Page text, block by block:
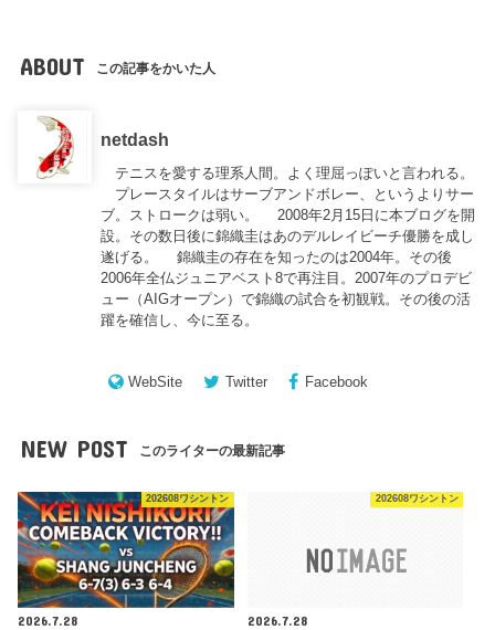
ABOUT この記事をかいた人
netdash
テニスを愛する理系人間。よく理屈っぽいと言われる。
プレースタイルはサーブアンドボレー、というよりサー
ブ。ストロークは弱い。 2008年2月15日に本ブログを開
設。その数日後に錦織圭はあのデルレイビーチ優勝を成し
遂げる。 錦織圭の存在を知ったのは2004年。その後
2006年全仏ジュニアベスト8で再注目。2007年のプロデビ
ュー（AIGオープン）で錦織の試合を初観戦。その後の活
躍を確信し、今に至る。
WebSite Twitter Facebook
NEW POST このライターの最新記事
202608ワシントン
2026.7.28
202608ワシントン
2026.7.28